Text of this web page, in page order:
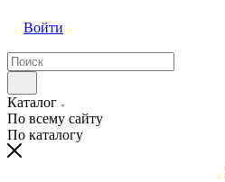
Войти
Каталог
По всему сайту
По каталогу